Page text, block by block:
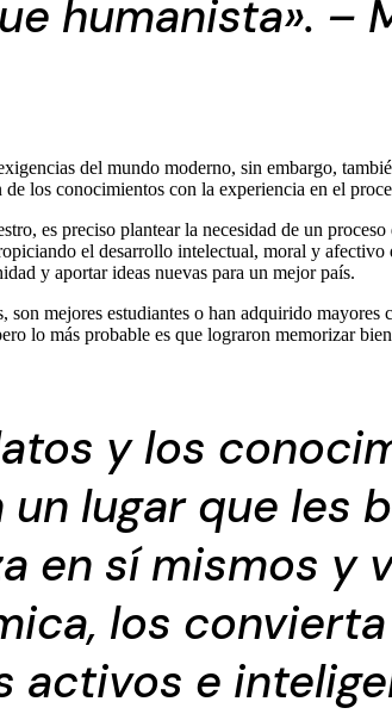
humanista». –
del mundo moderno, sin embargo,
los conocimientos con la experiencia en el
es preciso plantear la necesidad de un
el desarrollo intelectual, moral y afectivo
y aportar ideas nuevas para un mejor país.
mejores estudiantes o han adquirido mayores
lo más probable es que lograron memorizar
y los
lugar que les
en sí mismos y
los
activos e